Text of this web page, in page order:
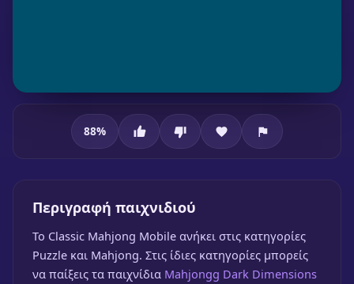
88%
Περιγραφή παιχνιδιού
To Classic Mahjong Mobile ανήκει στις κατηγορίες
Puzzle και Mahjong. Στις ίδιες κατηγορίες μπορείς
να παίξεις τα παιχνίδια Mahjongg Dark Dimensions